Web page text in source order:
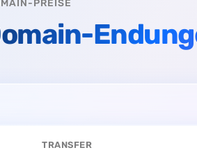
PREISE
TRANSFER